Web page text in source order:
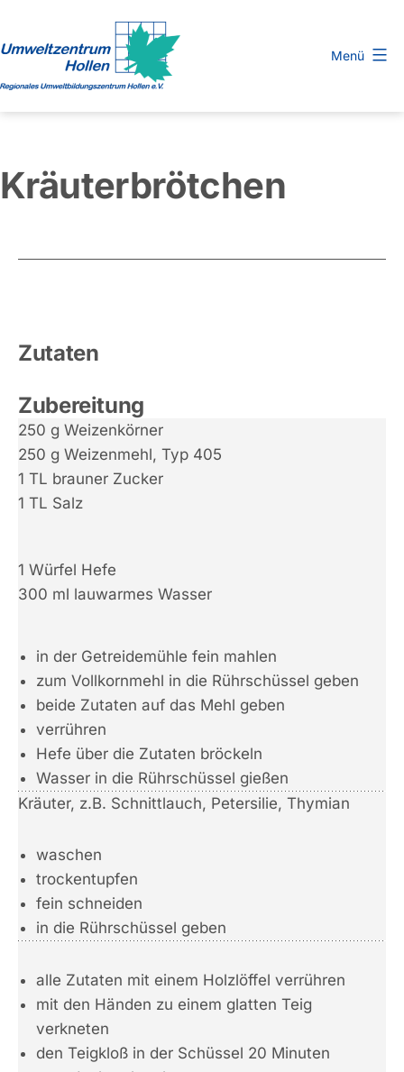
springen
e.
V.
Menü
Kräuterbrötchen
Zutaten
Zubereitung
250 g Weizenkörner
250 g Weizenmehl, Typ 405
1 TL brauner Zucker
1 TL Salz
1 Würfel Hefe
300 ml lauwarmes Wasser
in der Getreidemühle fein mahlen
zum Vollkornmehl in die Rührschüssel geben
beide Zutaten auf das Mehl geben
verrühren
Hefe über die Zutaten bröckeln
Wasser in die Rührschüssel gießen
Kräuter, z.B. Schnittlauch, Petersilie, Thymian
waschen
trockentupfen
fein schneiden
in die Rührschüssel geben
alle Zutaten mit einem Holzlöffel verrühren
mit den Händen zu einem glatten Teig
verkneten
den Teigkloß in der Schüssel 20 Minuten